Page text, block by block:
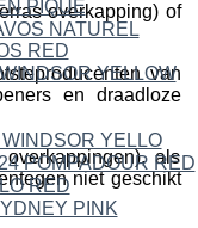
overkapping) of
van
en draadloze
als
niet geschikt